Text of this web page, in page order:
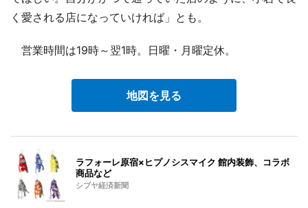
く愛される店になっていければ」とも。
営業時間は19時～翌1時。日曜・月曜定休。
地図を見る
ラフォーレ原宿×ヒプノシスマイク 館内装飾、コラボ
商品など
シブヤ経済新聞